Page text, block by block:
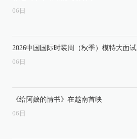
06 日
2026中国国际时装周（秋季）模特大面试
06 日
《给阿嬷的情书》在越南首映
06 日